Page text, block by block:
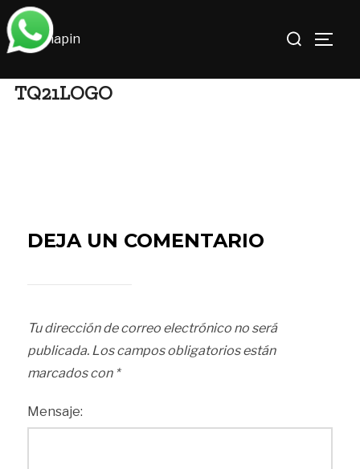
Saltar
al
contenido
TQ21LOGO
DEJA UN COMENTARIO
Tu dirección de correo electrónico no será
publicada. Los campos obligatorios están
marcados con *
Mensaje: